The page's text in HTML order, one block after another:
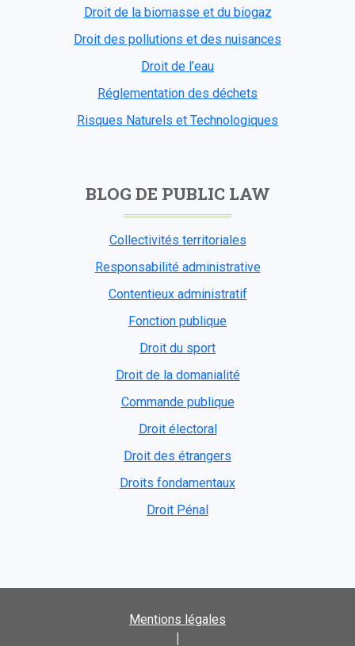
Droit de la biomasse et du biogaz
Droit des pollutions et des nuisances
Droit de l’eau
Réglementation des déchets
Risques Naturels et Technologiques
BLOG DE PUBLIC LAW
Collectivités territoriales
Responsabilité administrative
Contentieux administratif
Fonction publique
Droit du sport
Droit de la domanialité
Commande publique
Droit électoral
Droit des étrangers
Droits fondamentaux
Droit Pénal
Mentions légales
|